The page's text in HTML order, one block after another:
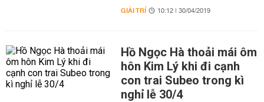
GIẢI TRÍ 10:12 | 30/04/2019
Hồ Ngọc Hà thoải mái ôm
hôn Kim Lý khi đi cạnh
con trai Subeo trong kì
nghỉ lễ 30/4